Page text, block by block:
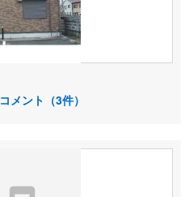
コメント（3件）